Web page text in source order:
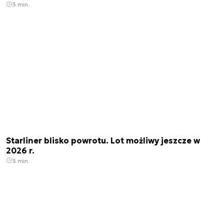
3 min.
Starliner blisko powrotu. Lot możliwy jeszcze w
2026 r.
3 min.